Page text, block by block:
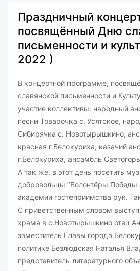
Праздничный
посвящённый Дню
письменности и
2022 )
В концертной программе,
славянской письменности и
участие коллективы: народный
песни Товарочка с. Усятское,
Сибирячка с. Новотырышкино,
красная г.Белокуриха, казачий
г.Белокуриха, ансамбль
А так же, в этот день посетить
добровольцы “Волонтёры Победы
академии гостеприимства рук.
С приветственным словом
храма в с.Новотырышкино отец
заместитель Главы города
политике Безлюдская Наталья
представитель литературного